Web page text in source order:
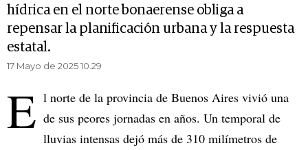
hídrica en el norte bonaerense obliga a
repensar la planificación urbana y la respuesta
estatal.
17 Mayo de 2025 10.29
E l norte de la provincia de Buenos Aires vivió una
de sus peores jornadas en años. Un temporal de
lluvias intensas dejó más de 310 milímetros de